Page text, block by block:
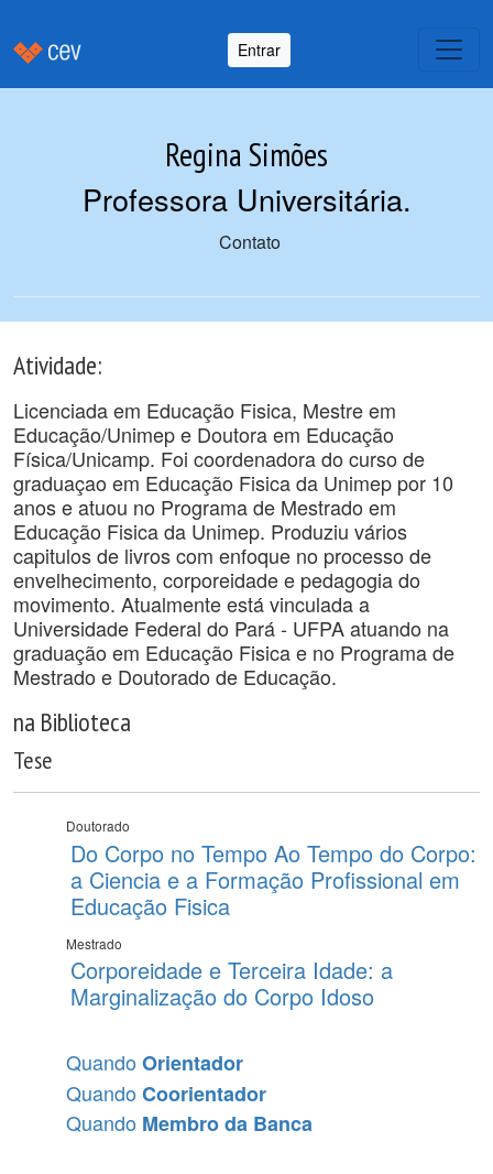
Entrar
Regina Simões
Professora Universitária.
Contato
Atividade:
Licenciada em Educação Fisica, Mestre em
Educação/Unimep e Doutora em Educação
Física/Unicamp. Foi coordenadora do curso de
graduaçao em Educação Fisica da Unimep por 10
anos e atuou no Programa de Mestrado em
Educação Fisica da Unimep. Produziu vários
capitulos de livros com enfoque no processo de
envelhecimento, corporeidade e pedagogia do
movimento. Atualmente está vinculada a
Universidade Federal do Pará - UFPA atuando na
graduação em Educação Fisica e no Programa de
Mestrado e Doutorado de Educação.
na Biblioteca
Tese
Doutorado
Do Corpo no Tempo Ao Tempo do Corpo:
a Ciencia e a Formação Profissional em
Educação Fisica
Mestrado
Corporeidade e Terceira Idade: a
Marginalização do Corpo Idoso
Quando Orientador
Quando Coorientador
Quando Membro da Banca